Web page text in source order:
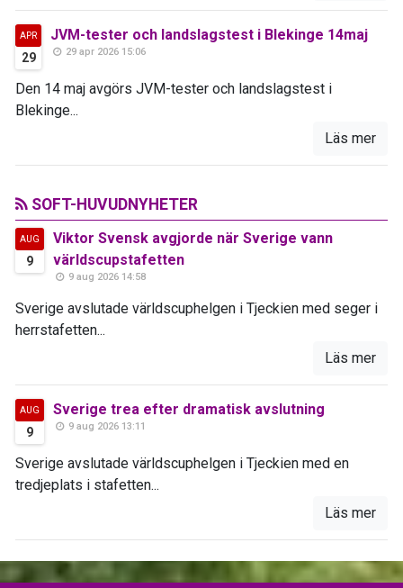
APR
29
JVM-tester och landslagstest i Blekinge 14maj
29 apr 2026 15:06
Den 14 maj avgörs JVM-tester och landslagstest i
Blekinge...
Läs mer
SOFT-HUVUDNYHETER
AUG
9
Viktor Svensk avgjorde när Sverige vann
världscupstafetten
9 aug 2026 14:58
Sverige avslutade världscuphelgen i Tjeckien med seger i
herrstafetten...
Läs mer
AUG
9
Sverige trea efter dramatisk avslutning
9 aug 2026 13:11
Sverige avslutade världscuphelgen i Tjeckien med en
tredjeplats i stafetten...
Läs mer